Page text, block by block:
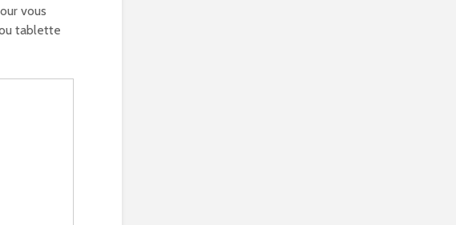
vous
tablette